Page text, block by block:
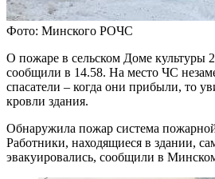
Фото: Минского РОЧС
О пожаре в сельском Доме культуры
сообщили в 14.58. На место ЧС
спасатели – когда они прибыли, то
кровли здания.
Обнаружила пожар система
Работники, находящиеся в здании,
эвакуировались, сообщили в